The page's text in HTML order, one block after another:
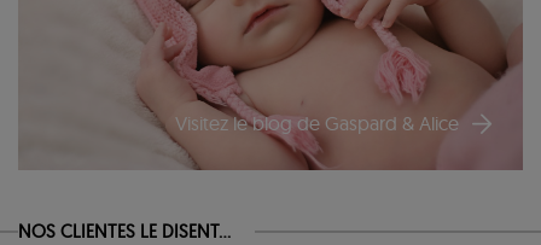
Visitez le blog de Gaspard & Alice
NOS CLIENTES LE DISENT...